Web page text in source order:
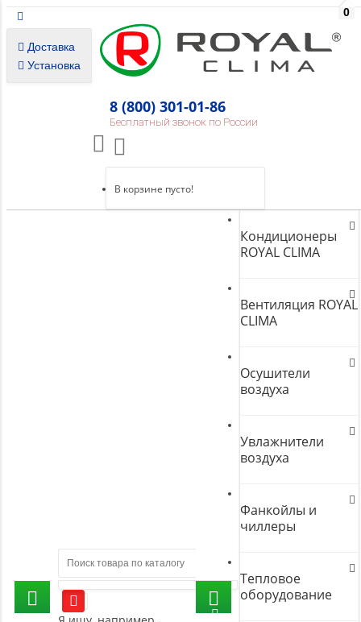
Доставка
Установка
8 (800) 301-01-86
Бесплатный звонок по России
0
В корзине пусто!
Кондиционеры
ROYAL CLIMA
Вентиляция ROYAL
CLIMA
Осушители
воздуха
Увлажнители
воздуха
Фанкойлы и
чиллеры
Тепловое
оборудование